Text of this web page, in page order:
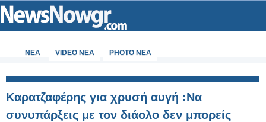
ΝΕΑ VIDEO NEA PHOTO NEA
Καρατζαφέρης για χρυσή αυγή :Να
συνυπάρξεις με τον διάολο δεν μπορείς